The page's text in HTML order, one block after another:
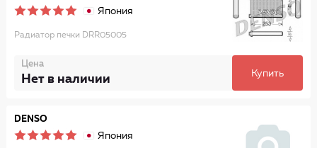
Япония
Радиатор печки DRR05005
Цена
Нет в наличии Купить
DENSO
Япония